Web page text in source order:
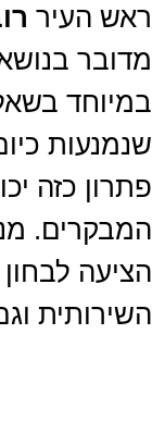
ראש העיר
מדובר
במיוחד
שנמנעות
פתרון כזה
המבקרים.
הציעה
השירותית